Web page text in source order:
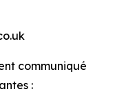
communiqué
: